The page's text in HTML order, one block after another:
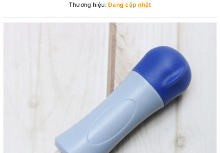
Thương hiệu:Đang cập nhật